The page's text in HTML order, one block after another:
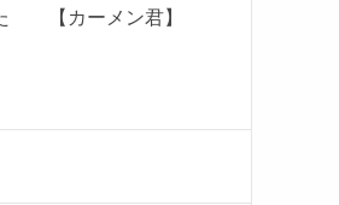
【カーメン君】